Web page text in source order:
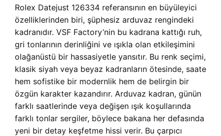
Rolex Datejust 126334 referansının en büyüleyici
özelliklerinden biri, şüphesiz arduvaz rengindeki
kadranıdır. VSF Factory’nin bu kadrana kattığı ruh,
gri tonlarının derinliğini ve ışıkla olan etkileşimini
olağanüstü bir hassasiyetle yansıtır. Bu renk seçimi,
klasik siyah veya beyaz kadranların ötesinde, saate
hem sofistike bir modernlik hem de belirgin bir
özgün karakter kazandırır. Arduvaz kadran, günün
farklı saatlerinde veya değişen ışık koşullarında
farklı tonlar sergiler, böylece bakana her defasında
yeni bir detay keşfetme hissi verir. Bu çarpıcı